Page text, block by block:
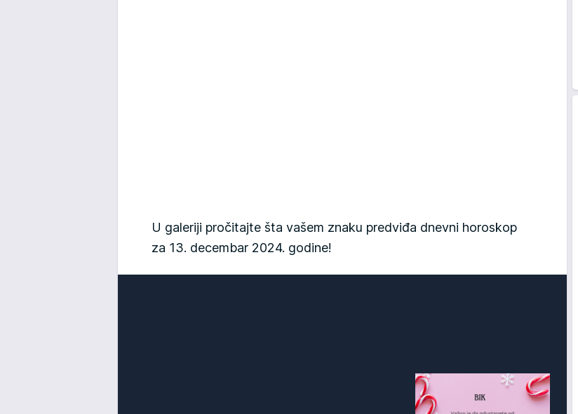
U galeriji pročitajte šta vašem znaku predviđa dnevni horoskop
za 13. decembar 2024. godine!